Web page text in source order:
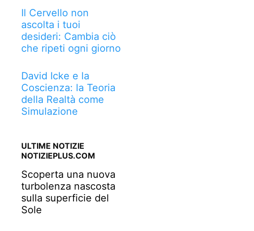
Il Cervello non
ascolta i tuoi
desideri: Cambia ciò
che ripeti ogni giorno
David Icke e la
Coscienza: la Teoria
della Realtà come
Simulazione
ULTIME NOTIZIE
NOTIZIEPLUS.COM
Scoperta una nuova
turbolenza nascosta
sulla superficie del
Sole